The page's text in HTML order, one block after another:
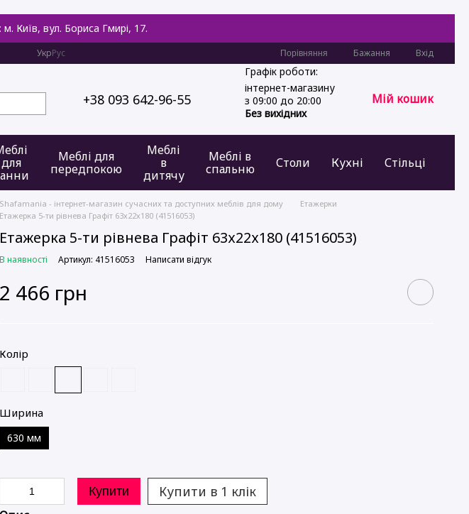
Київ, вул. Бориса Гмирі, 17.
УкрРус Порівняння Бажання Вхід
+38 093 642-96-55
Графік роботи:
інтернет-магазину
з 09:00 до 20:00
Без вихідних
Мій кошик
для
Меблі для
передпокою
Меблі
в
дитячу
Меблі в
спальню
Столи Кухні Стільці
Shafamania - інтернет-магазин сучасних та доступних меблів для дому
Етажерки
Етажерка 5-ти рівнева Графіт 63х22х180 (41516053)
Етажерка 5-ти рівнева Графіт 63х22х180 (41516053)
В наявності Артикул: 41516053 Написати відгук
2 466 грн
Колір
Ширина
630 мм
Купити Купити в 1 клік